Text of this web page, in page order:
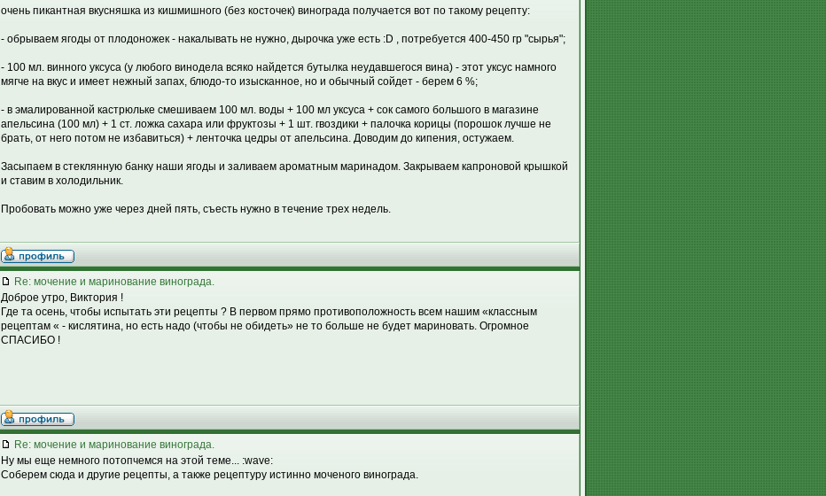
очень пикантная вкусняшка из кишмишного (без косточек) винограда получается вот по такому рецепту:
- обрываем ягоды от плодоножек - накалывать не нужно, дырочка уже есть :D , потребуется 400-450 гр "сырья";
- 100 мл. винного уксуса (у любого винодела всяко найдется бутылка неудавшегося вина) - этот уксус намного
мягче на вкус и имеет нежный запах, блюдо-то изысканное, но и обычный сойдет - берем 6 %;
- в эмалированной кастрюльке смешиваем 100 мл. воды + 100 мл уксуса + сок самого большого в магазине
апельсина (100 мл) + 1 ст. ложка сахара или фруктозы + 1 шт. гвоздики + палочка корицы (порошок лучше не
брать, от него потом не избавиться) + ленточка цедры от апельсина. Доводим до кипения, остужаем.
Засыпаем в стеклянную банку наши ягоды и заливаем ароматным маринадом. Закрываем капроновой крышкой
и ставим в холодильник.
Пробовать можно уже через дней пять, съесть нужно в течение трех недель.
Re: мочение и маринование винограда.
Доброе утро, Виктория !
Где та осень, чтобы испытать эти рецепты ? В первом прямо противоположность всем нашим «классным
рецептам « - кислятина, но есть надо (чтобы не обидеть» не то больше не будет мариновать. Огромное
СПАСИБО !
Re: мочение и маринование винограда.
Ну мы еще немного потопчемся на этой теме... :wave:
Соберем сюда и другие рецепты, а также рецептуру истинно моченого винограда.